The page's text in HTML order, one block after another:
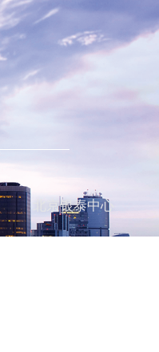
北京银泰中心